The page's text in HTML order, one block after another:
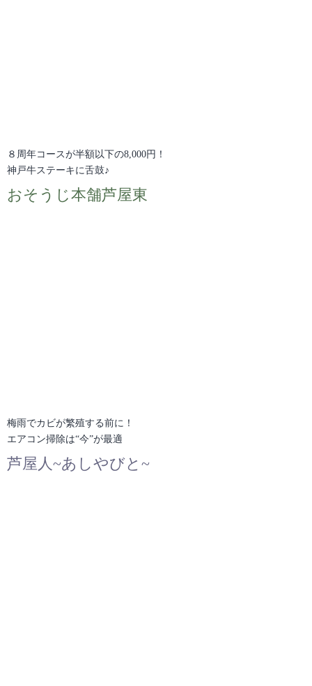
８周年コースが半額以下の8,000円！
神戸牛ステーキに舌鼓♪
おそうじ本舗芦屋東
梅雨でカビが繁殖する前に！
エアコン掃除は“今”が最適
芦屋人~あしやびと~